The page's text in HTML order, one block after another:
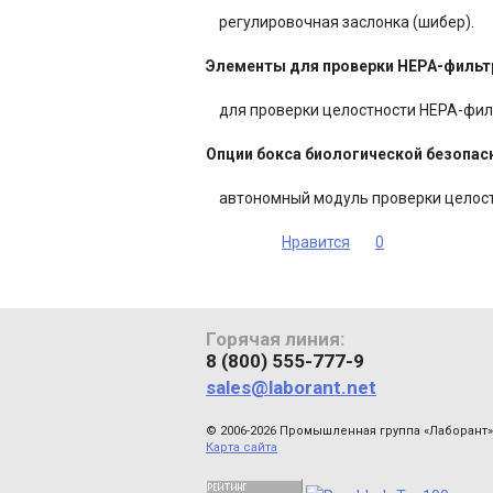
регулировочная заслонка (шибер).
Элементы для проверки НЕРА-
для проверки целостности НЕРА-
Опции бокса биологической
автономный модуль проверки
Нравится 0
Горячая линия:
8 (800) 555-777-9
sales@laborant.net
© 2006-2026 Промышленная группа «Лаборант»
Карта сайта